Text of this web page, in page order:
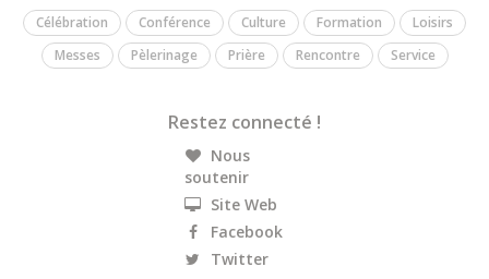
Célébration Conférence Culture Formation
Loisirs
Messes
Pèlerinage Prière Rencontre Service
Restez connecté !
Nous
soutenir
Site Web
Facebook
Twitter